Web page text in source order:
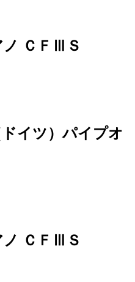
ノ ＣＦⅢＳ
イツ）パイプオ
ノ ＣＦⅢＳ